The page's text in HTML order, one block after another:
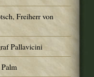
Freiherr von
Pallavicini